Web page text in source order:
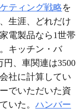
ティング戦略を
生涯、どれだけ
電製品なら1世帯
キッチン・バ
円、車関連は3500
社に計算してい
でいただいた資
いた。 ハンバー